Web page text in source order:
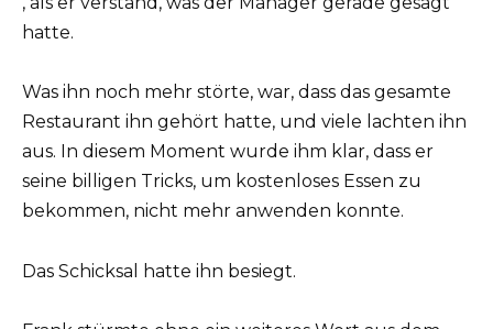
hatte.
Was ihn noch mehr störte, war, dass das gesamte
Restaurant ihn gehört hatte, und viele lachten ihn
aus. In diesem Moment wurde ihm klar, dass er
seine billigen Tricks, um kostenloses Essen zu
bekommen, nicht mehr anwenden konnte.
Das Schicksal hatte ihn besiegt.